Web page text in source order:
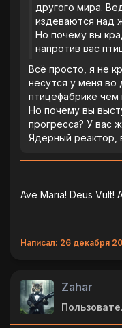
другого мира.
издеваются над
Но почему вы
напротив вас
Всё просто, я не
несутся у меня во
птицефабрике чем
Но почему вы
прогресса? У вас
Ядерный реактор,
Ave Maria! Deus Vult!
Написал: 26 декабря
Zahar